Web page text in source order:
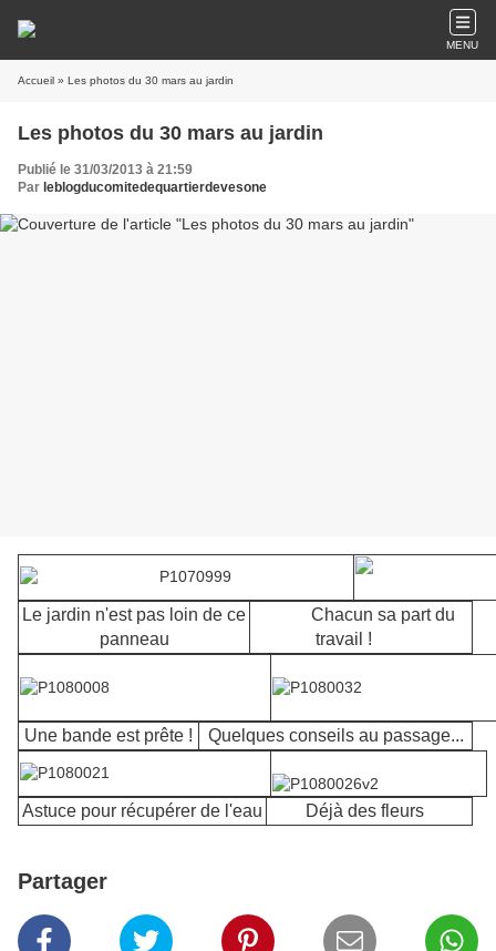
MENU
Accueil » Les photos du 30 mars au jardin
Les photos du 30 mars au jardin
Publié le 31/03/2013 à 21:59
Par leblogducomitedequartierdevesone
Le jardin n'est pas loin de ce
panneau
Chacun sa part du
travail !
Une bande est prête ! Quelques conseils au passage...
Astuce pour récupérer de l'eau Déjà des fleurs
Partager